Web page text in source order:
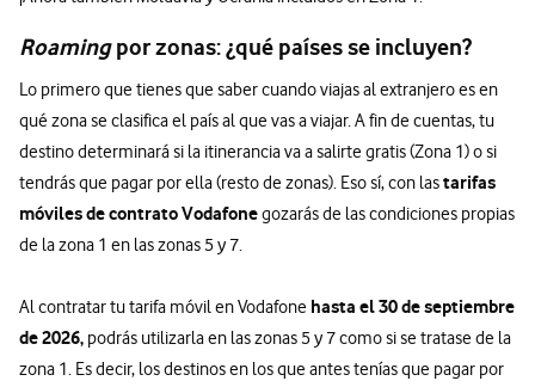
Roamingpor zonas: ¿qué países se incluyen?
Lo primero que tienes que saber cuando viajas al extranjero es en
qué zona se clasifica el país al que vas a viajar. A fin de cuentas, tu
destino determinará si la itinerancia va a salirte gratis (Zona 1) o si
tendrás que pagar por ella (resto de zonas). Eso sí, con lastarifas
móviles de contrato Vodafonegozarás de las condiciones propias
de la zona 1 en las zonas 5 y 7.
Al contratar tu tarifa móvil en Vodafone hasta el30 de septiembre
de 2026, podrás utilizarla en las zonas 5 y 7 como si se tratase de la
zona 1. Es decir, los destinos en los que antes tenías que pagar por